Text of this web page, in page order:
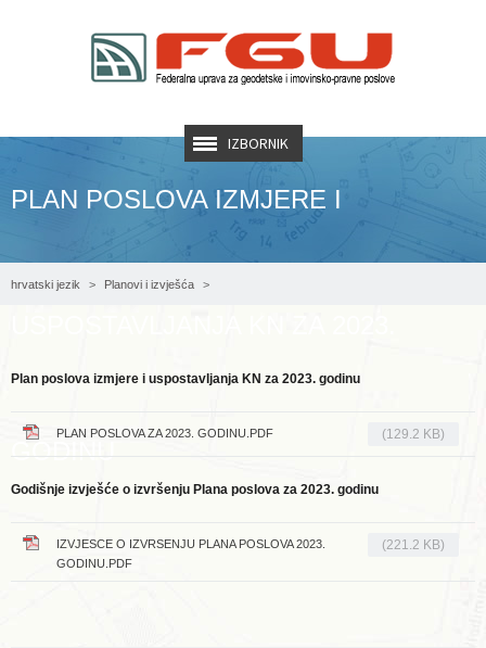
IZBORNIK
PLAN POSLOVA IZMJERE I
GODINU
hrvatski jezik Planovi i izvješća
Plan poslova izmjere i uspostavljanja KN za 2023. godinu
PLAN POSLOVA ZA 2023. GODINU.PDF (129.2 KB)
Godišnje izvješće o izvršenju Plana poslova za 2023. godinu
IZVJESCE O IZVRSENJU PLANA POSLOVA 2023.
GODINU.PDF
(221.2 KB)